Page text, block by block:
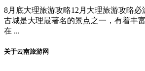
8月底大理旅游攻略12月大理旅游攻略必
古城是大理最著名的景点之一，有着丰
在 ...
关于云南旅游网